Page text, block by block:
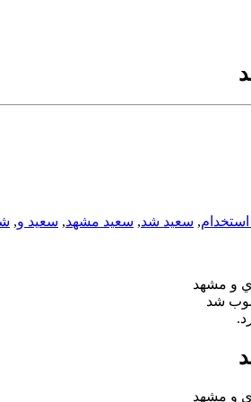
, سعيد شد, سعيد مشهد, سعيد و,
و مشهد
شد
و مشهد